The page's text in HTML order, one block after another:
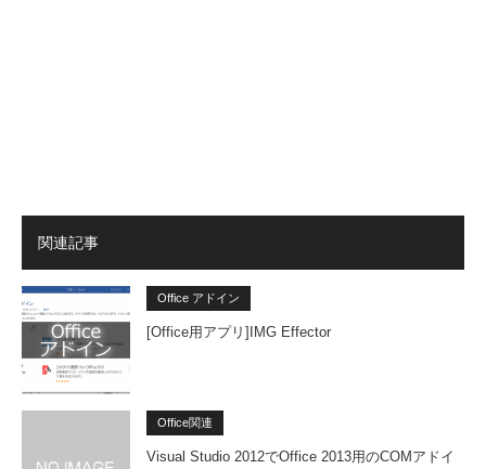
関連記事
Office アドイン
[Office用アプリ]IMG Effector
Office関連
Visual Studio 2012でOffice 2013用のCOMアドイ